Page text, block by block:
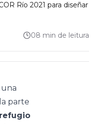
Río 2021 para diseñar
08 min de leitura
parte
refugio